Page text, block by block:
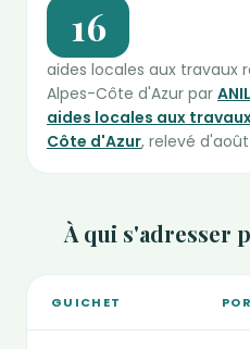
16
aides locales aux travaux
Alpes-Côte d'Azur par
aides locales aux
Côte d'Azur, relevé
À qui s'adresser
GUICHET